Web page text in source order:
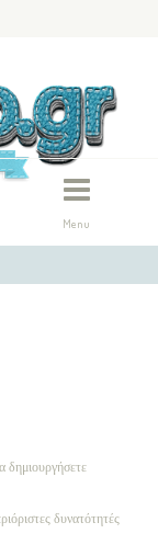
Menu
δημιουργήσετε
δυνατότητές